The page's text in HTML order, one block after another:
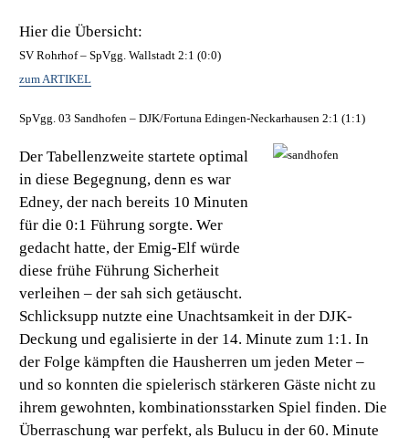
Hier die Übersicht:
SV Rohrhof – SpVgg. Wallstadt 2:1 (0:0)
zum ARTIKEL
SpVgg. 03 Sandhofen – DJK/Fortuna Edingen-Neckarhausen 2:1 (1:1)
Der Tabellenzweite startete optimal
in diese Begegnung, denn es war
Edney, der nach bereits 10 Minuten
für die 0:1 Führung sorgte. Wer
gedacht hatte, der Emig-Elf würde
diese frühe Führung Sicherheit
verleihen – der sah sich getäuscht.
Schlicksupp nutzte eine Unachtsamkeit in der DJK-
Deckung und egalisierte in der 14. Minute zum 1:1. In
der Folge kämpften die Hausherren um jeden Meter –
und so konnten die spielerisch stärkeren Gäste nicht zu
ihrem gewohnten, kombinationsstarken Spiel finden. Die
Überraschung war perfekt, als Bulucu in der 60. Minute